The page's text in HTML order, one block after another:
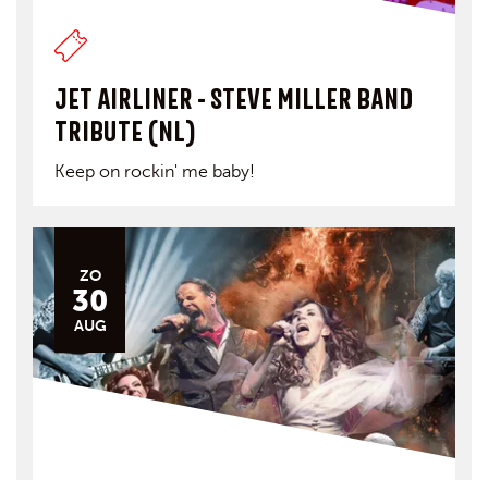
JET AIRLINER - STEVE MILLER BAND
TRIBUTE (NL)
Keep on rockin' me baby!
ZO
30
AUG